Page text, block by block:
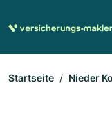
Startseite Nieder